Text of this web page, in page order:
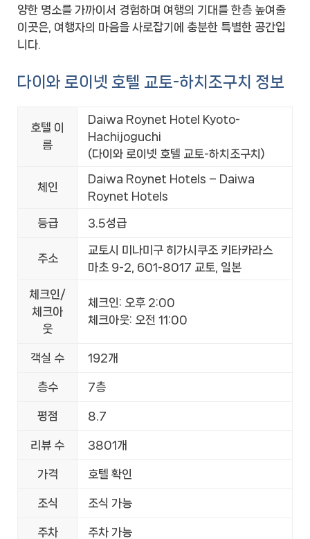
양한 명소를 가까이서 경험하며 여행의 기대를 한층 높여줄
이곳은, 여행자의 마음을 사로잡기에 충분한 특별한 공간입
니다.
다이와 로이넷 호텔 교토-하치조구치 정보
호텔 이
름
Daiwa Roynet Hotel Kyoto-
Hachijoguchi
(다이와 로이넷 호텔 교토-하치조구치)
체인
Daiwa Roynet Hotels – Daiwa
Roynet Hotels
등급 3.5성급
주소
교토시 미나미구 히가시쿠조 키타카라스
마초 9-2, 601-8017 교토, 일본
체크인/
체크아
웃
체크인: 오후 2:00
체크아웃: 오전 11:00
객실 수 192개
층수 7층
평점 8.7
리뷰 수 3801개
가격 호텔 확인
조식 조식 가능
주차 주차 가능